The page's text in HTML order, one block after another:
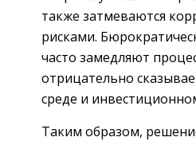
также затмеваются
рисками.
часто замедляют
отрицательно
среде и
Таким образом,